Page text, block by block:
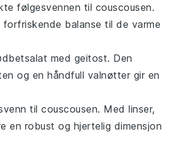
følgesvennen til couscousen.
forfriskende balanse til de varme
med geitost. Den
og en håndfull valnøtter gir en
til couscousen. Med linser,
en robust og hjertelig dimensjon